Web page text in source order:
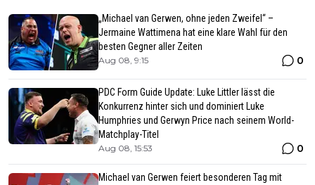
„Michael van Gerwen, ohne jeden Zweifel“ –
Jermaine Wattimena hat eine klare Wahl für den
besten Gegner aller Zeiten
Aug 08, 9:15 0
PDC Form Guide Update: Luke Littler lässt die
Konkurrenz hinter sich und dominiert Luke
Humphries und Gerwyn Price nach seinem World-
Matchplay-Titel
Aug 08, 15:53 0
Michael van Gerwen feiert besonderen Tag mit